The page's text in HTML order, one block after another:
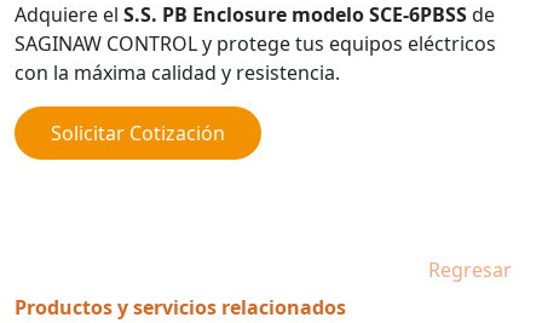
Adquiere el S.S. PB Enclosure modelo SCE-6PBSSde
SAGINAW CONTROL y protege tus equipos eléctricos
con la máxima calidad y resistencia.
Solicitar Cotización
Regresar
Productos y servicios relacionados